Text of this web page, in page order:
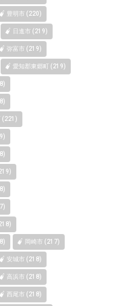
豊明市 (220)
日進市 (219)
弥富市 (219)
愛知郡東郷町 (219)
(221)
岡崎市 (217)
安城市 (218)
高浜市 (218)
西尾市 (218)